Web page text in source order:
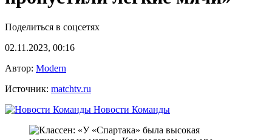
Поделиться в соцсетях
02.11.2023, 00:16
Автор: Modern
Источник: matchtv.ru
Новости Команды